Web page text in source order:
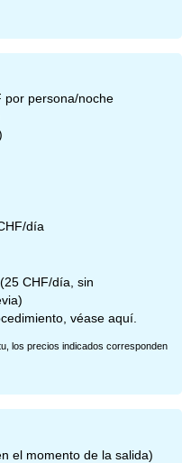
por persona/noche
día
CHF/día, sin
véaseaquí
los precios indicados corresponden
el momento de la salida)